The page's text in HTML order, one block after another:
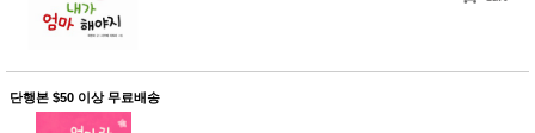
세탁세
일상 돋
보기
침구용
단행본 $50 이상 무료배송